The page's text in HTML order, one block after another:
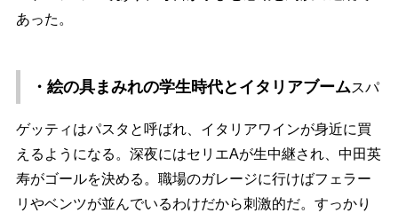
あった。
・絵の具まみれの学生時代とイタリアブームスパ
ゲッティはパスタと呼ばれ、イタリアワインが身近に買
えるようになる。深夜にはセリエAが生中継され、中田英
寿がゴールを決める。職場のガレージに行けばフェラー
リやベンツが並んでいるわけだから刺激的だ。すっかり